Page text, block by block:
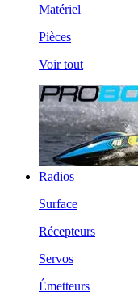
Matériel
Pièces
Voir tout
Radios
Surface
Récepteurs
Servos
Émetteurs